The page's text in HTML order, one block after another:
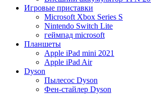
Игровые приставки
Microsoft Xbox Series S
Nintendo Switch Lite
геймпад microsoft
Планшеты
Apple iPad mini 2021
Apple iPad Air
Dyson
Пылесос Dyson
Фен-стайлер Dyson